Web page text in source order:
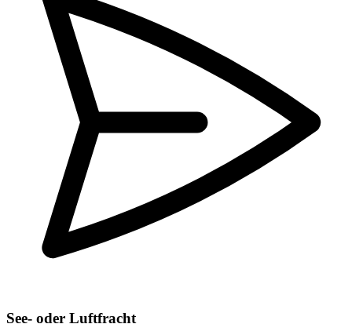
See- oder Luftfracht